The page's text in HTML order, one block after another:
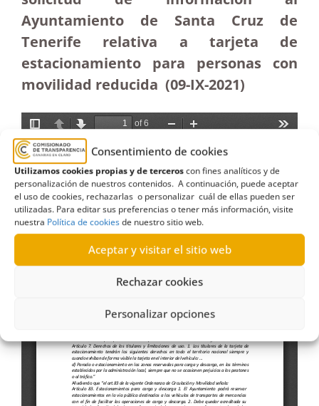
Consentimiento de cookies
Utilizamos cookies propias y de terceroscon fines analíticos y de
personalización de nuestros contenidos. A continuación, puede aceptar
el uso de cookies, rechazarlas o personalizar cuál de ellas pueden ser
utilizadas. Para editar sus preferencias o tener más información, visite
nuestra Política de cookiesde nuestro sitio web.
Aceptar y visitar el sitio web
Rechazar cookies
Personalizar opciones
Ayuntamiento de Santa Cruz de
Tenerife relativa a tarjeta de
estacionamiento para personas con
movilidad reducida (09-IX-2021)